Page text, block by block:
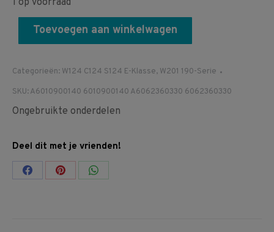
1 op voorraad
Toevoegen aan winkelwagen
Categorieën: W124 C124 S124 E-Klasse, W201 190-Serie
SKU:A6010900140 6010900140 A6062360330 6062360330
Ongebruikte onderdelen
Deel dit met je vrienden!
Share Share Share